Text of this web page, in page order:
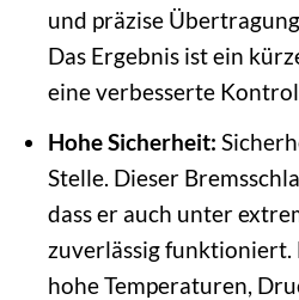
und präzise
Das Ergebnis ist ein
eine verbesserte
Hohe Sicherheit:
Stelle. Dieser
dass er auch unter
zuverlässig funktioniert.
hohe Temperaturen,